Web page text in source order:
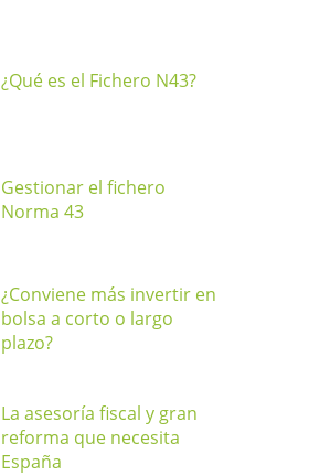
¿Qué es el Fichero N43?
Gestionar el fichero
Norma 43
¿Conviene más invertir en
bolsa a corto o largo
plazo?
La asesoría fiscal y gran
reforma que necesita
España